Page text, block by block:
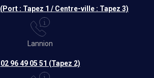
(Port : Tapez 1 / Centre-ville : Tapez 3)
Lannion
02 96 49 05 51 (Tapez 2)